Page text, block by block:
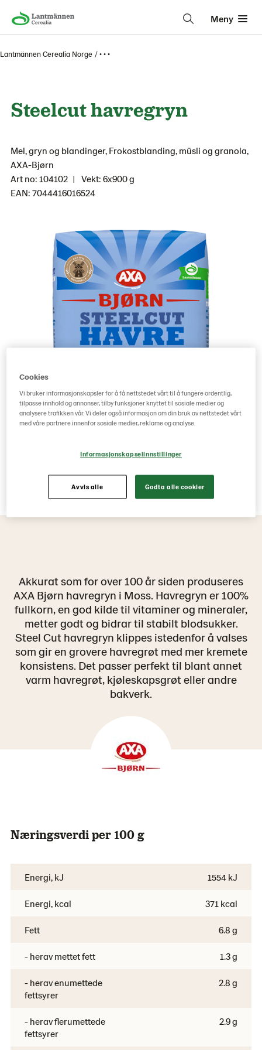
Meny
Lantmännen Cerealia Norge • • •
Steelcut havregryn
Mel, gryn og blandinger, Frokostblanding, müsli og granola,
AXA-Bjørn
Art no: 104102
Vekt: 6x900 g
EAN: 7044416016524
Akkurat som for over 100 år siden produseres
AXA Bjørn havregryn i Moss. Havregryn er 100%
fullkorn, en god kilde til vitaminer og mineraler,
metter godt og bidrar til stabilt blodsukker.
Steel Cut havregryn klippes istedenfor å valses
som gir en grovere havregrøt med mer kremete
konsistens. Det passer perfekt til blant annet
varm havregrøt, kjøleskapsgrøt eller andre
bakverk.
Næringsverdi per 100 g
Energi, kJ 1554 kJ
Energi, kcal 371 kcal
Fett 6.8 g
- herav mettet fett 1.3 g
- herav enumettede
fettsyrer
2.8 g
- herav flerumettede
fettsyrer
2.9 g
Cookies
Vi bruker informasjonskapsler for å få nettstedet vårt til å fungere ordentlig,
tilpasse innhold og annonser, tilby funksjoner knyttet til sosiale medier og
analysere trafikken vår. Vi deler også informasjon om din bruk av nettstedet vårt
med våre partnere innenfor sosiale medier, reklame og analyse.
Informasjonskapselinnstillinger
Avvis alle Godta alle cookier